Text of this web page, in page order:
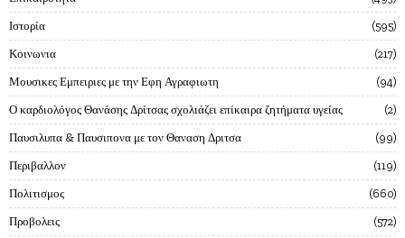
Ιστορία 595
Κοινωνια 217
Μουσικες Εμπειριες με την Εφη Αγραφιωτη 94
Ο καρδιολόγος Θανάσης Δρίτσας σχολιάζει επίκαιρα ζητήματα υγείας 2
Παυσιλυπα & Παυσιπονα με τον Θαναση Δριτσα 99
Περιβαλλον 119
Πολιτισμος 660
Προβολεις 572